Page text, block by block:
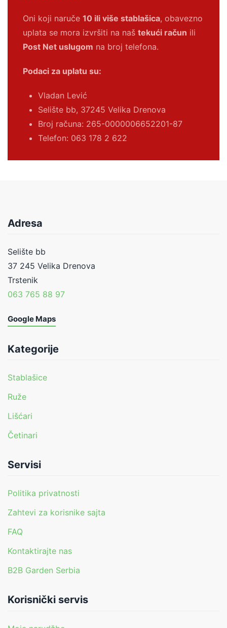
Oni koji naruče 10 ili više stablašica, obavezno
uplata se mora izvršiti na naš tekući račun ili
Post Net uslugom na broj telefona.
Podaci za uplatu su:
Vladan Lević
Selište bb, 37245 Velika Drenova
Broj računa: 265-0000006652201-87
Telefon: 063 178 2 622
Adresa
Selište bb
37 245 Velika Drenova
Trstenik
063 765 88 97
Google Maps
Kategorije
Stablašice
Ruže
Lišćari
Četinari
Servisi
Politika privatnosti
Zahtevi za korisnike sajta
FAQ
Kontaktirajte nas
B2B Garden Serbia
Korisnički servis